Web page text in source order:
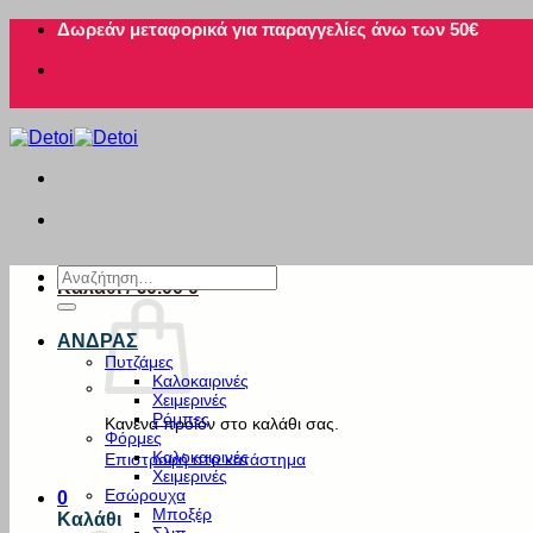
Μετάβαση
περιεχόμενο
Δωρεάν μεταφορικά για παραγγελίες άνω των 50€
Καλάθι /€0.00 0
Κανένα προϊόν στο καλάθι σας.
Επιστροφή στο κατάστημα
0
Καλάθι
Αναζήτηση
για:
ΑΝΔΡΑΣ
Πυτζάμες
Καλοκαιρινές
Χειμερινές
Ρόμπες
Φόρμες
Καλοκαιρινές
Χειμερινές
Εσώρουχα
Μποξέρ